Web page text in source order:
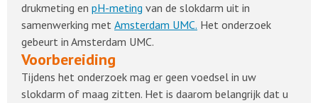
drukmeting en pH-meting van de slokdarm uit in
samenwerking met Amsterdam UMC. Het onderzoek
gebeurt in Amsterdam UMC.
Voorbereiding
Tijdens het onderzoek mag er geen voedsel in uw
slokdarm of maag zitten. Het is daarom belangrijk dat u